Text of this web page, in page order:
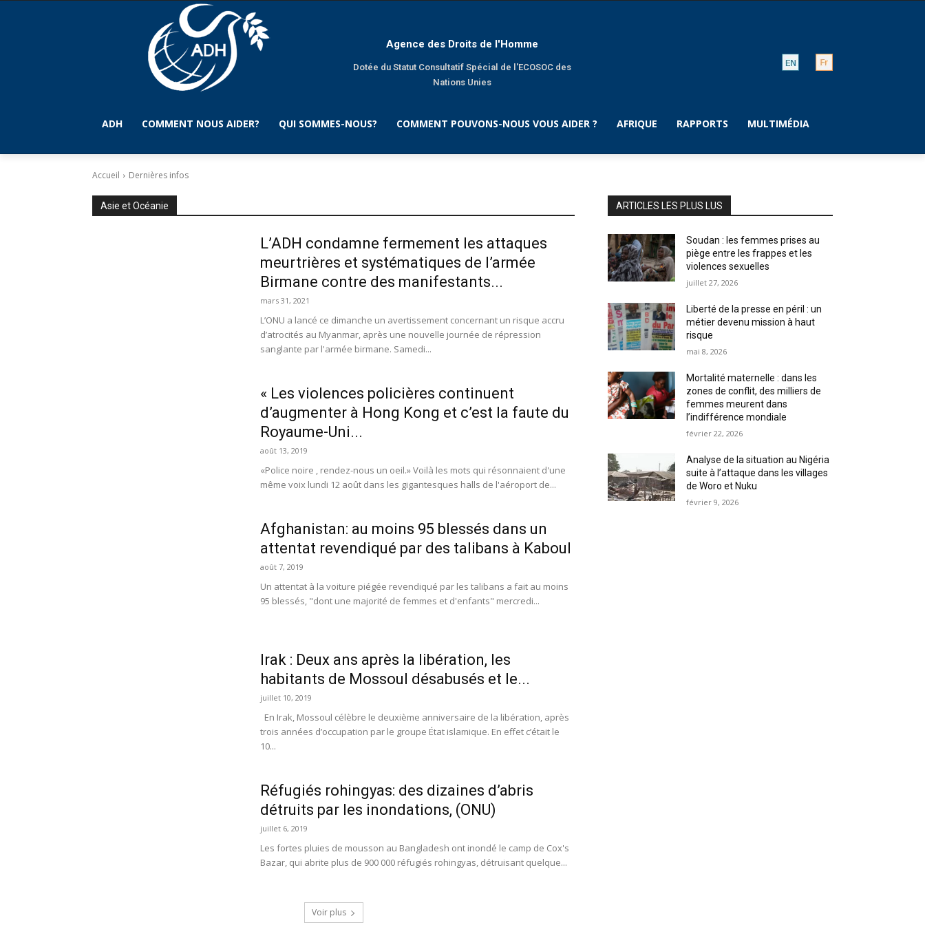
Agence des Droits de l'Homme
Dotée du Statut Consultatif Spécial de l'ECOSOC des
Nations Unies
ADH COMMENT NOUS AIDER? QUI SOMMES-NOUS? COMMENT POUVONS-NOUS VOUS AIDER ? AFRIQUE RAPPORTS MULTIMÉDIA
Accueil Dernières infos
Asie et Océanie
L’ADH condamne fermement les attaques
meurtrières et systématiques de l’armée
Birmane contre des manifestants...
mars 31, 2021
L’ONU a lancé ce dimanche un avertissement concernant un risque accru
d’atrocités au Myanmar, après une nouvelle journée de répression
sanglante par l'armée birmane. Samedi...
« Les violences policières continuent
d’augmenter à Hong Kong et c’est la faute du
Royaume-Uni...
août 13, 2019
«Police noire , rendez-nous un oeil.» Voilà les mots qui résonnaient d'une
même voix lundi 12 août dans les gigantesques halls de l'aéroport de...
Afghanistan: au moins 95 blessés dans un
attentat revendiqué par des talibans à Kaboul
août 7, 2019
Un attentat à la voiture piégée revendiqué par les talibans a fait au moins
95 blessés, "dont une majorité de femmes et d'enfants" mercredi...
Irak : Deux ans après la libération, les
habitants de Mossoul désabusés et le...
juillet 10, 2019
En Irak, Mossoul célèbre le deuxième anniversaire de la libération, après
trois années d’occupation par le groupe État islamique. En effet c’était le
10...
Réfugiés rohingyas: des dizaines d’abris
détruits par les inondations, (ONU)
juillet 6, 2019
Les fortes pluies de mousson au Bangladesh ont inondé le camp de Cox's
Bazar, qui abrite plus de 900 000 réfugiés rohingyas, détruisant quelque...
Voir plus
ARTICLES LES PLUS LUS
Soudan : les femmes prises au
piège entre les frappes et les
violences sexuelles
juillet 27, 2026
Liberté de la presse en péril : un
métier devenu mission à haut
risque
mai 8, 2026
Mortalité maternelle : dans les
zones de conflit, des milliers de
femmes meurent dans
l’indifférence mondiale
février 22, 2026
Analyse de la situation au Nigéria
suite à l’attaque dans les villages
de Woro et Nuku
février 9, 2026